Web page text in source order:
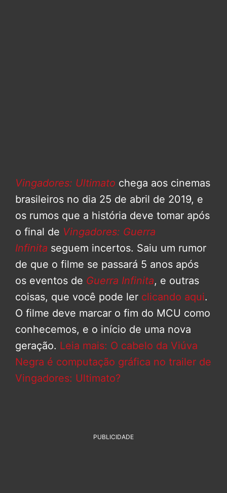
Vingadores: Ultimato chega aos cinemas
brasileiros no dia 25 de abril de 2019, e
os rumos que a história deve tomar após
o final de Vingadores: Guerra
Infinita seguem incertos. Saiu um rumor
de que o filme se passará 5 anos após
os eventos de Guerra Infinita, e outras
coisas, que você pode ler clicando aqui.
O filme deve marcar o fim do MCU como
conhecemos, e o início de uma nova
geração. Leia mais: O cabelo da Viúva
Negra é computação gráfica no trailer de
Vingadores: Ultimato?
PUBLICIDADE